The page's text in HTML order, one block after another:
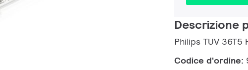
Descrizione
Philips TUV 36T5
Codice d'ordine: